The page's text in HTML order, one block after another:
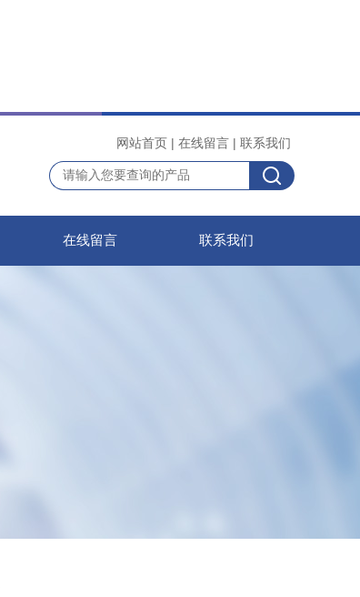
网站首页 | 在线留言 | 联系我们
在线留言 联系我们